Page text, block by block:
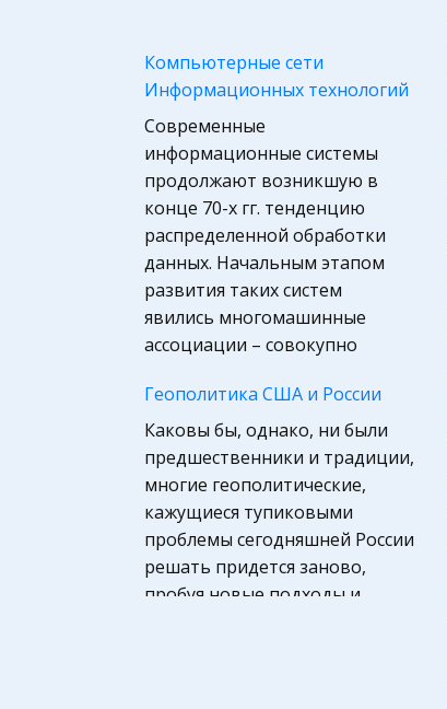
Религия
Конституционное
(государственное) право
России
Астрономия, Авиация,
Космонавтика
Программирование, Базы
данных
Микроэкономика,
экономика предприятия,
предпринимательство
География, Экономическая
география
Международное право
Компьютеры,
Программирование
Компьютерные сети
Информационных технологий
Современные
информационные системы
продолжают возникшую в
конце 70-х гг. тенденцию
распределенной обработки
данных. Начальным этапом
развития таких систем
явились многомашинные
ассоциации – совокупно
Геополитика США и России
Каковы бы, однако, ни были
предшественники и традиции,
многие геополитические,
кажущиеся тупиковыми
проблемы сегодняшней России
решать придется заново,
пробуя новые подходы и